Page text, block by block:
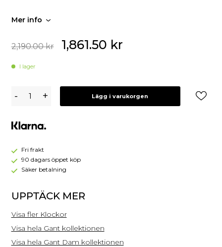
Mer info
2,190.00kr 1,861.50 kr
I lager
Rhode
Heritage
G173101
- + Lägg i varukorgen
Fri frakt
90 dagars öppet köp
Säker betalning
UPPTÄCK MER
Visa fler Klockor
Visa hela Gant kollektionen
Visa hela Gant Dam kollektionen